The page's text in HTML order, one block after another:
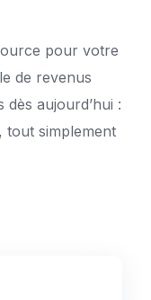
pour votre
de revenus
dès aujourd’hui :
tout simplement